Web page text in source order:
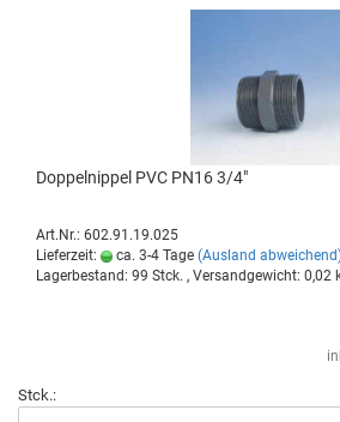
Dop­pel­nip­pel PVC PN16 3/4"
Art.Nr.: 602.91.19.025
Lieferzeit:
ca. 3-4 Tage (Ausland
Lagerbestand: 99 Stck. , Versandgewicht: 0,02
Stck.: